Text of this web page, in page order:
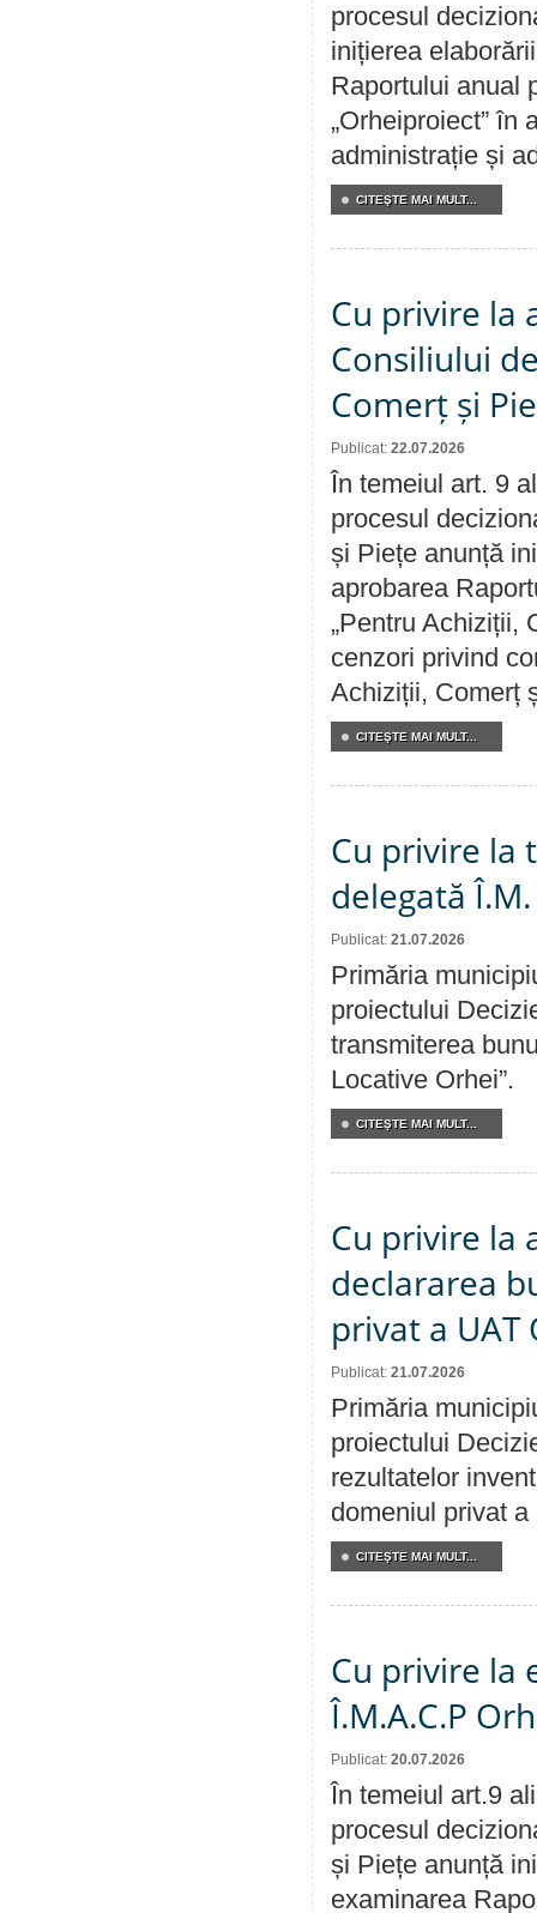
procesul
inițierea
Raportului anual
„Orheiproiect” în
administrație și
CITEŞTE MAI MULT...
Cu privire la
Consiliului
Comerț și
Publicat: 22.07.2026
În temeiul art. 9
procesul
și Piețe anunță
aprobarea
„Pentru Achiziții,
cenzori privind
Achiziții, Comerț
CITEŞTE MAI MULT...
Cu privire la
delegată
Publicat: 21.07.2026
Primăria
proiectului
transmiterea
Locative Orhei”.
CITEŞTE MAI MULT...
Cu privire la
declararea
privat a UAT
Publicat: 21.07.2026
Primăria
proiectului
rezultatelor
domeniul privat a
CITEŞTE MAI MULT...
Cu privire la
Î.M.A.C.P
Publicat: 20.07.2026
În temeiul art.9
procesul
și Piețe anunță
examinarea